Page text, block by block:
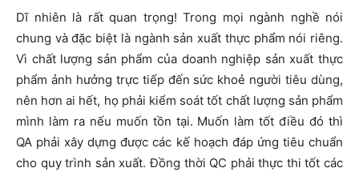
Dĩ nhiên là rất quan trọng! Trong mọi ngành nghề nói
chung và đặc biệt là ngành sản xuất thực phẩm nói riêng.
Vì chất lượng sản phẩm của doanh nghiệp sản xuất thực
phẩm ảnh hưởng trực tiếp đến sức khoẻ người tiêu dùng,
nên hơn ai hết, họ phải kiểm soát tốt chất lượng sản phẩm
mình làm ra nếu muốn tồn tại. Muốn làm tốt điều đó thì
QA phải xây dựng được các kế hoạch đáp ứng tiêu chuẩn
cho quy trình sản xuất. Đồng thời QC phải thực thi tốt các